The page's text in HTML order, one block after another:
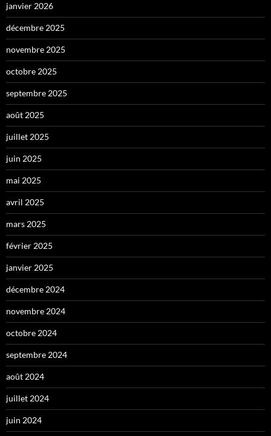
janvier 2026
décembre 2025
novembre 2025
octobre 2025
septembre 2025
août 2025
juillet 2025
juin 2025
mai 2025
avril 2025
mars 2025
février 2025
janvier 2025
décembre 2024
novembre 2024
octobre 2024
septembre 2024
août 2024
juillet 2024
juin 2024